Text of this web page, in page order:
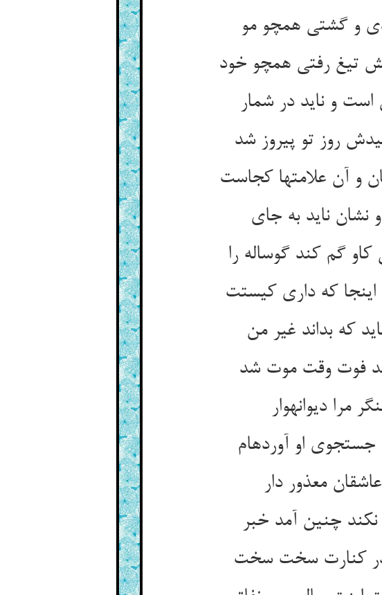
و گشتی همچو مو
تیغ رفتی همچو خود
و ناید در شمار
روز تو پیروز شد
و آن علامتها کجاست‏
نشان ناید به جای‏
گم کند گوساله را
که داری کیستت‏
که بداند غیر من‏
فوت وقت موت شد
دیوانه‏وار
او آورده‏ام‏
معذور دار
چنین آمد خبر
کنارت سخت سخت‏